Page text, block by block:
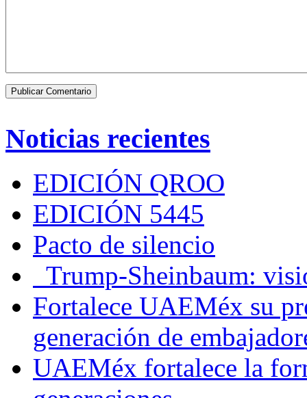
Noticias recientes
EDICIÓN QROO
EDICIÓN 5445
Pacto de silencio
Trump-Sheinbaum:
Fortalece UAEMéx su
generación de
UAEMéx fortalece la